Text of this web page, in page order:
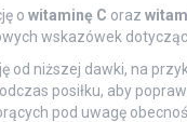
o witaminę C oraz
wskazówek
od niższej dawki, na
posiłku, aby
pod uwagę